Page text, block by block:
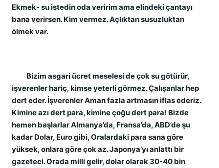
Ekmek- su istedin oda veririm ama elindeki çantayı
bana verirsen. Kim vermez. Açlıktan susuzluktan
ölmek var.
Bizim asgari ücret meselesi de çok su götürür,
işverenler hariç, kimse yeterli görmez. Çalışanlar hep
dert eder. İşverenler Aman fazla artmasın iflas ederiz.
Kimine azı dert para, kimine çoğu dert para! Bizde
hemen başlarlar Almanya’da, Fransa’da, ABD’de şu
kadar Dolar, Euro gibi, Oralardaki para sana göre
yüksek, onlara göre çok az. Japonya’yı anlattı bir
gazeteci. Orada milli gelir, dolar olarak 30-40 bin